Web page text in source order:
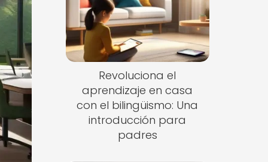
Revoluciona el
aprendizaje en casa
con el bilingüismo: Una
introducción para
padres